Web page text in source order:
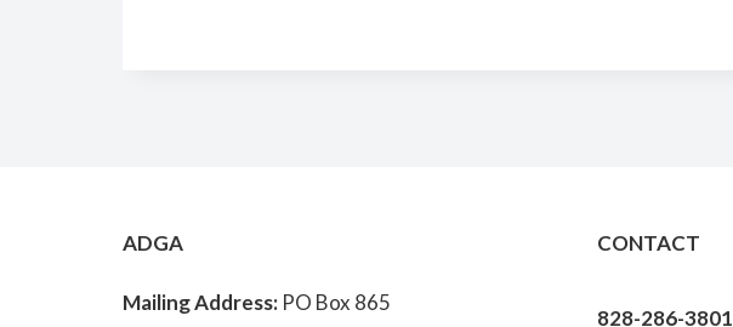
ADGA
Mailing Address: PO Box 865
CONTACT
828-286-3801